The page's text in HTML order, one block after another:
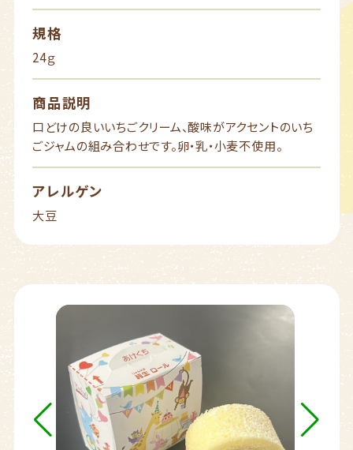
規格
24ｇ
商品説明
口どけの良いいちごクリーム、酸味がアクセントのいち
ごジャムの組み合わせです。卵・乳・小麦不使用。
アレルゲン
大豆